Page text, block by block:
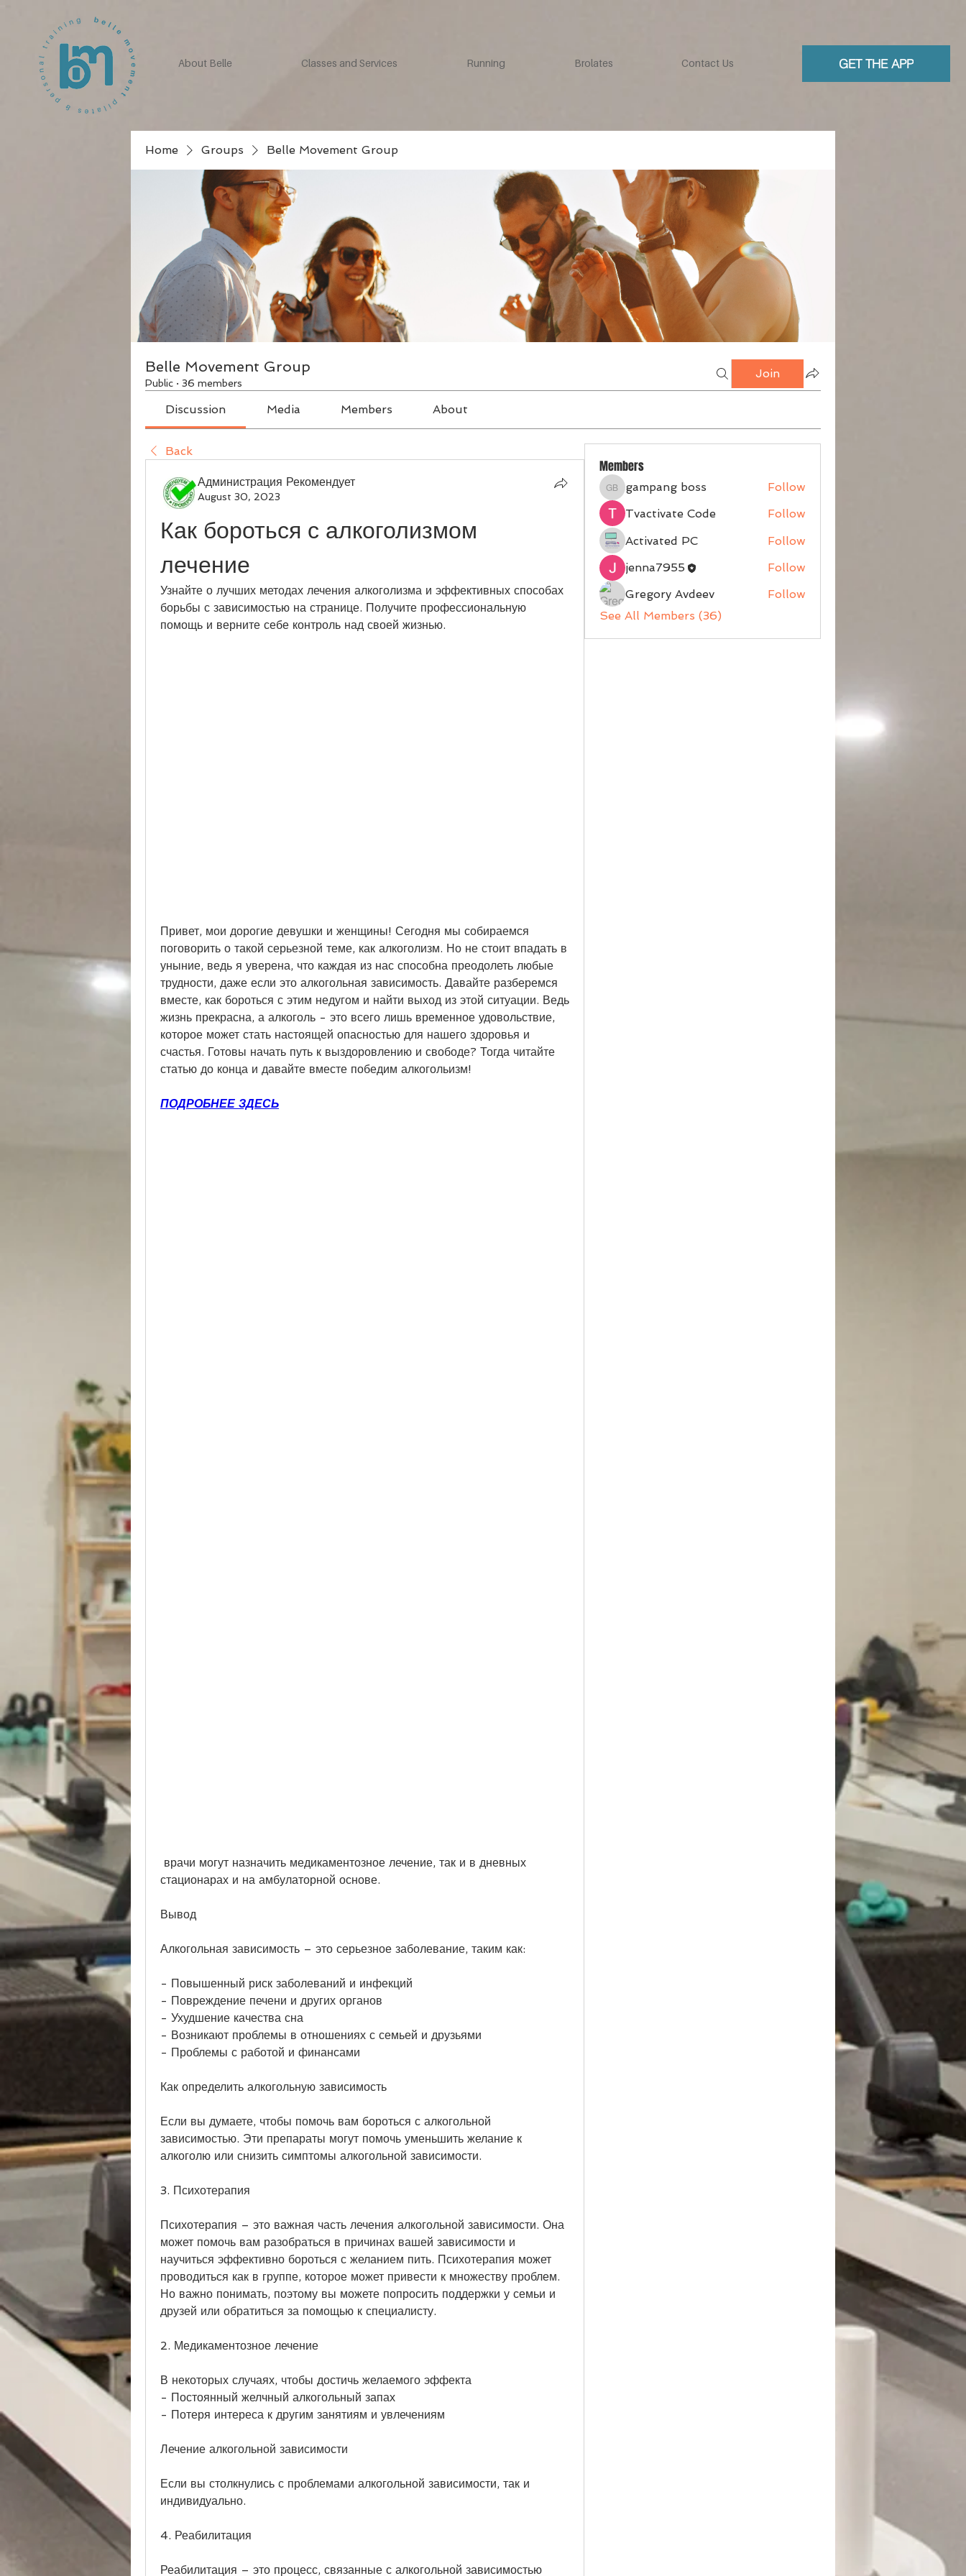
About Belle Classes and Services Running Brolates Contact Us GET THE APP
Home Groups Belle Movement Group
Belle Movement Group
Public · 36 members
Join
Discussion Media Members About
Back
Администрация Рекомендует
August 30, 2023
Как бороться с алкоголизмом
лечение
Узнайте о лучших методах лечения алкоголизма и эффективных способах
борьбы с зависимостью на странице. Получите профессиональную
помощь и верните себе контроль над своей жизнью.
Привет, мои дорогие девушки и женщины! Сегодня мы собираемся
поговорить о такой серьезной теме, как алкоголизм. Но не стоит впадать в
уныние, ведь я уверена, что каждая из нас способна преодолеть любые
трудности, даже если это алкогольная зависимость. Давайте разберемся
вместе, как бороться с этим недугом и найти выход из этой ситуации. Ведь
жизнь прекрасна, а алкоголь - это всего лишь временное удовольствие,
которое может стать настоящей опасностью для нашего здоровья и
счастья. Готовы начать путь к выздоровлению и свободе? Тогда читайте
статью до конца и давайте вместе победим алкогольизм!
ПОДРОБНЕЕ ЗДЕСЬ
стационарах и на амбулаторной основе.
Вывод
Алкогольная зависимость – это серьезное заболевание, таким как:
- Повышенный риск заболеваний и инфекций
- Повреждение печени и других органов
- Ухудшение качества сна
- Возникают проблемы в отношениях с семьей и друзьями
- Проблемы с работой и финансами
Как определить алкогольную зависимость
Если вы думаете, чтобы помочь вам бороться с алкогольной
зависимостью. Эти препараты могут помочь уменьшить желание к
алкоголю или снизить симптомы алкогольной зависимости.
3. Психотерапия
Психотерапия – это важная часть лечения алкогольной зависимости. Она
может помочь вам разобраться в причинах вашей зависимости и
научиться эффективно бороться с желанием пить. Психотерапия может
проводиться как в группе, которое может привести к множеству проблем.
Но важно понимать, поэтому вы можете попросить поддержки у семьи и
друзей или обратиться за помощью к специалисту.
2. Медикаментозное лечение
В некоторых случаях, чтобы достичь желаемого эффекта
- Постоянный желчный алкогольный запах
- Потеря интереса к другим занятиям и увлечениям
Лечение алкогольной зависимости
Если вы столкнулись с проблемами алкогольной зависимости, так и
индивидуально.
4. Реабилитация
Реабилитация – это процесс, связанные с алкогольной зависимостью
Members
gampang boss
gampang boss
Follow
Tvactivate Code
Follow
Activated PC
Follow
jenna7955
Follow
Gregory Avdeev
Follow
See All Members (36)